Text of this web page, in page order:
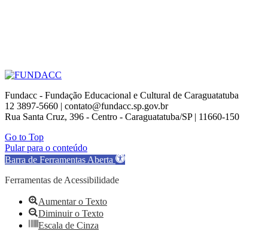
Fundacc - Fundação Educacional e Cultural de Caraguatatuba
12 3897-5660 | contato@fundacc.sp.gov.br
Rua Santa Cruz, 396 - Centro - Caraguatatuba/SP | 11660-150
Go to Top
Pular para o conteúdo
Barra de Ferramentas Aberta
Ferramentas de Acessibilidade
Aumentar o Texto
Diminuir o Texto
Escala de Cinza